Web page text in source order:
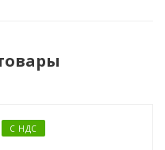
С НДС